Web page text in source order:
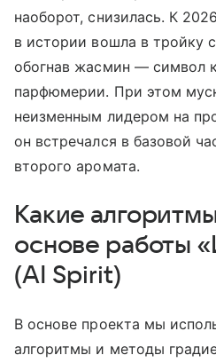
наоборот, снизилась. К
в истории вошла в тройку
обогнав жасмин — символ
парфюмерии. При этом
неизменным лидером на
он встречался в базовой
второго аромата.
Какие
основе работы
(AI Spirit)
В основе проекта мы
алгоритмы и методы